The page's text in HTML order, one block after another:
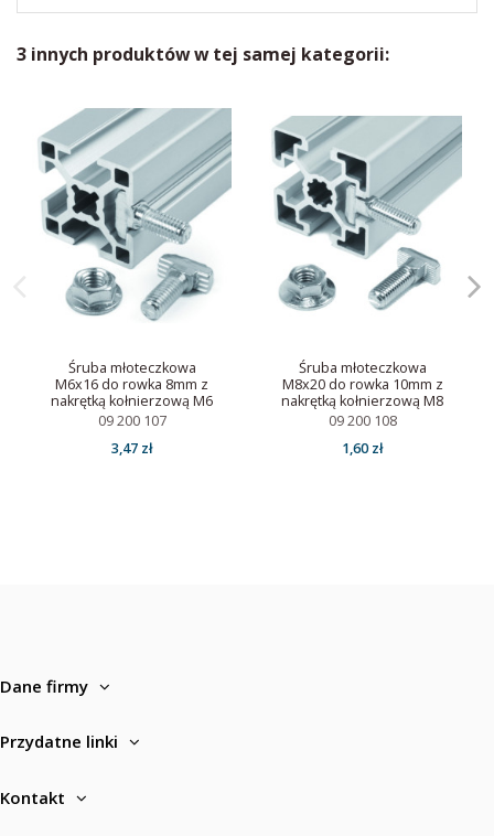
3 innych produktów w tej samej kategorii:
Śruba młoteczkowa
M6x16 do rowka 8mm z
nakrętką kołnierzową M6
09 200 107
3,47 zł
Śruba młoteczkowa
M8x20 do rowka 10mm z
nakrętką kołnierzową M8
09 200 108
1,60 zł
Dane firmy
Przydatne linki
Kontakt